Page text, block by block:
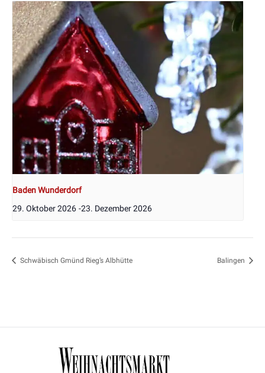
Baden Wunderdorf
29. Oktober 2026 -23. Dezember 2026
Schwäbisch Gmünd Rieg’s Albhütte Balingen